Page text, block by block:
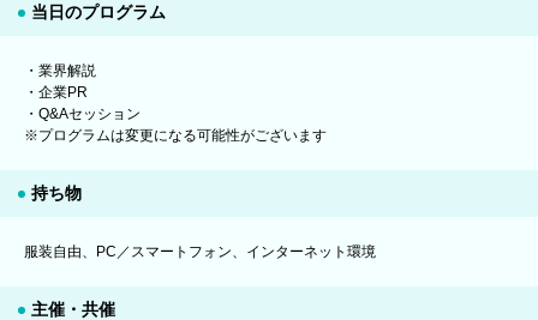
当日のプログラム
・業界解説
・企業PR
・Q&Aセッション
※プログラムは変更になる可能性がございます
持ち物
服装自由、PC／スマートフォン、インターネット環境
主催・共催